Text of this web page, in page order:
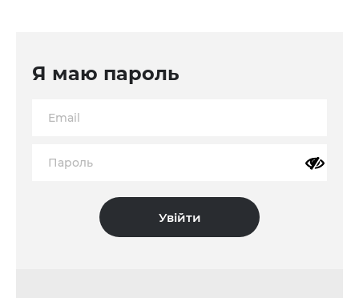
Я маю пароль